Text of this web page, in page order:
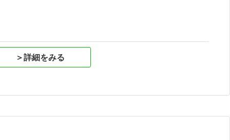
＞詳細をみる